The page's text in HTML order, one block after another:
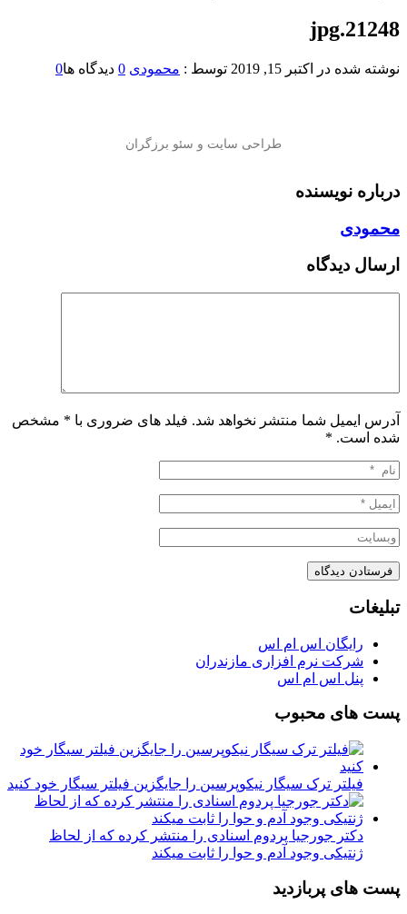
21248.jpg
نوشته شده در اکتبر 15, 2019 توسط : محمودی 0 دیدگاه ها0
درباره نویسنده
محمودی
ارسال دیدگاه
آدرس ایمیل شما منتشر نخواهد شد. فیلد های ضروری با * مشخص
شده است. *
تبلیغات
رایگان اس ام اس
شرکت نرم افزاری مازندران
پنل اس ام اس
پست های محبوب
فیلتر ترک سیگار نیکوپرسین را جایگزین فیلتر سیگار خود کنید
دکتر جورجیا پردوم اسنادی را منتشر کرده که از لحاظ
ژنتیکی وجود آدم و حوا را ثابت میکند
پست های پربازدید